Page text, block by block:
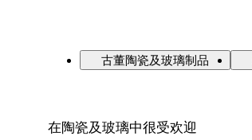
古董陶瓷及玻璃制品
在陶瓷及玻璃中很受欢迎